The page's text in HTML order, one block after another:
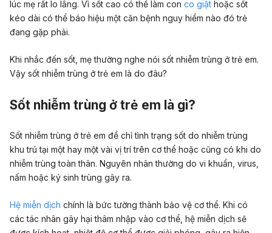
lúc mẹ rất lo lắng. Vì sốt cao có thể làm con co giật hoặc sốt
kéo dài có thể báo hiệu một căn bệnh nguy hiểm nào đó trẻ
đang gặp phải.
Khi nhắc đến sốt, mẹ thường nghe nói sốt nhiễm trùng ở trẻ em.
Vậy sốt nhiễm trùng ở trẻ em là do đâu?
Sốt nhiễm trùng ở trẻ em là gì?
Sốt nhiễm trùng ở trẻ em để chỉ tình trạng sốt do nhiễm trùng
khu trú tại một hay một vài vị trí trên cơ thể hoặc cũng có khi do
nhiễm trùng toàn thân. Nguyên nhân thường do vi khuẩn, virus,
nấm hoặc ký sinh trùng gây ra.
Hệ miễn dịch chính là bức tường thành bảo vệ cơ thể. Khi có
các tác nhân gây hại thâm nhập vào cơ thể, hệ miễn dịch sẽ